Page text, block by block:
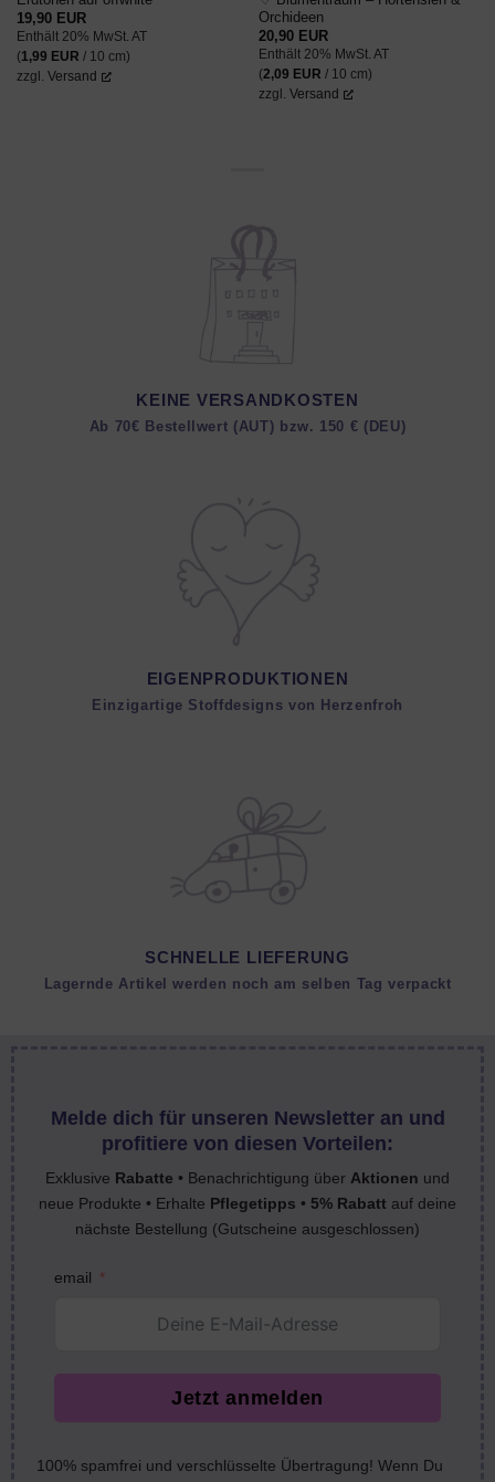
19,90 EUR
Enthält 20% MwSt. AT
(1,99 EUR / 10 cm)
zzgl. Versand
Orchideen
20,90 EUR
Enthält 20% MwSt. AT
(2,09 EUR / 10 cm)
zzgl. Versand
KEINE VERSANDKOSTEN
Ab 70€ Bestellwert (AUT) bzw. 150 € (DEU)
EIGENPRODUKTIONEN
Einzigartige Stoffdesigns von Herzenfroh
SCHNELLE LIEFERUNG
Lagernde Artikel werden noch am selben Tag verpackt
Melde dich für unseren Newsletter an und
profitiere von diesen Vorteilen:
Exklusive Rabatte • Benachrichtigung über Aktionen und
neue Produkte • Erhalte Pflegetipps • 5% Rabatt auf deine
nächste Bestellung (Gutscheine ausgeschlossen)
email
Jetzt anmelden
100% spamfrei und verschlüsselte Übertragung! Wenn Du